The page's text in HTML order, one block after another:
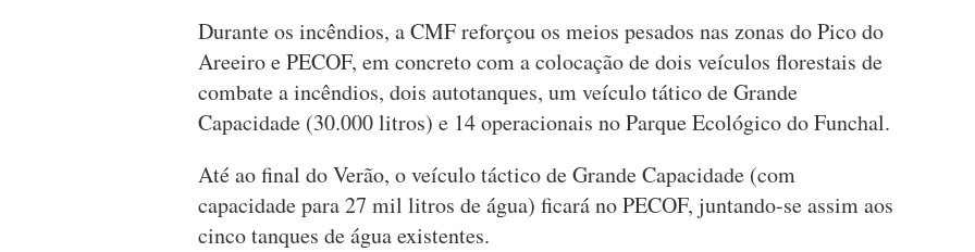
Durante os incêndios, a CMF reforçou os meios pesados nas zonas do Pico do
Areeiro e PECOF, em concreto com a colocação de dois veículos florestais de
combate a incêndios, dois autotanques, um veículo tático de Grande
Capacidade (30.000 litros) e 14 operacionais no Parque Ecológico do Funchal.
Até ao final do Verão, o veículo táctico de Grande Capacidade (com
capacidade para 27 mil litros de água) ficará no PECOF, juntando-se assim aos
cinco tanques de água existentes.